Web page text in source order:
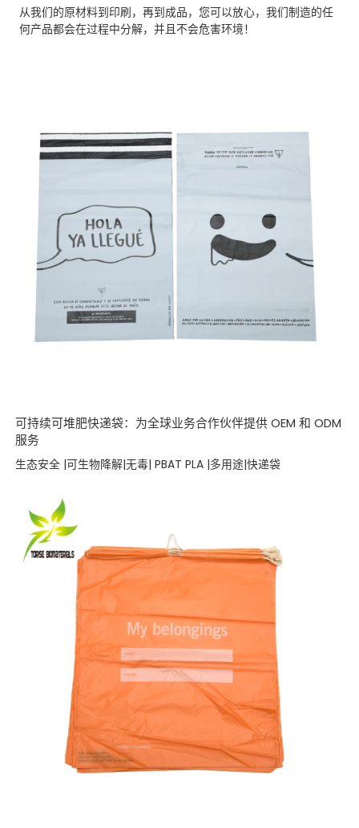
从我们的原材料到印刷，再到成品，您可以放心，我们制造的任
何产品都会在过程中分解，并且不会危害环境！
可持续可堆肥快递袋：为全球业务合作伙伴提供 OEM 和 ODM
服务
生态安全 |可生物降解|无毒| PBAT PLA |多用途|快递袋